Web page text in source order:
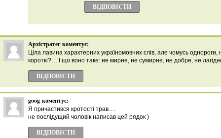
ВІДПОВІCТИ
Архістратег коментує:
Ціла лавина характерних україномовних слів, але чомусь
короткі?… І що воно таке: не мирне, не сумирне, не добре, не
ВІДПОВІCТИ
goog коментує:
Я причастився кротості трав….
не послідущий чоловік написав цей рядок )
ВІДПОВІCТИ